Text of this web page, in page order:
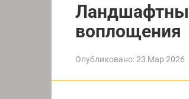
воплощения
Опубликовано:23 Мар 2026